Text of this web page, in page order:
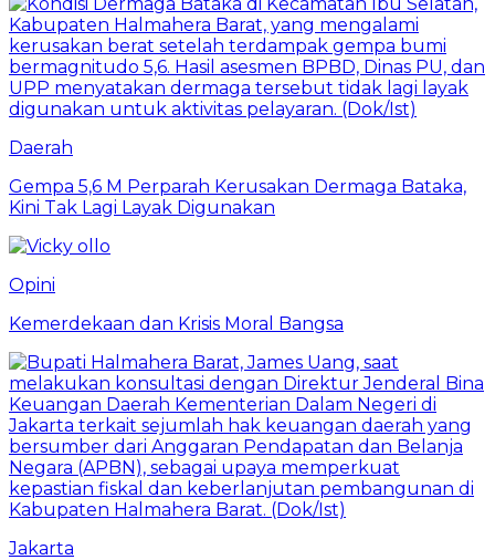
Daerah
Gempa 5,6 M Perparah Kerusakan Dermaga Bataka,
Kini Tak Lagi Layak Digunakan
Opini
Kemerdekaan dan Krisis Moral Bangsa
Jakarta